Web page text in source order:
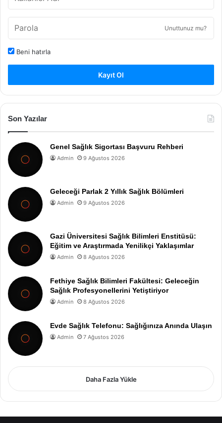
Unuttunuz mu?
Beni hatırla
Kayıt Ol
Son Yazılar
Genel Sağlık Sigortası Başvuru Rehberi
Admin 9 Ağustos 2026
Geleceği Parlak 2 Yıllık Sağlık Bölümleri
Admin 9 Ağustos 2026
Gazi Üniversitesi Sağlık Bilimleri Enstitüsü:
Eğitim ve Araştırmada Yenilikçi Yaklaşımlar
Admin 8 Ağustos 2026
Fethiye Sağlık Bilimleri Fakültesi: Geleceğin
Sağlık Profesyonellerini Yetiştiriyor
Admin 8 Ağustos 2026
Evde Sağlık Telefonu: Sağlığınıza Anında Ulaşın
Admin 7 Ağustos 2026
Daha Fazla Yükle